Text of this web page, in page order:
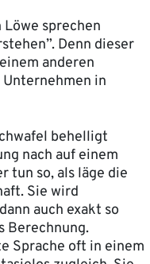
sprechen
Denn dieser
anderen
Unternehmen in
behelligt
nach auf einem
tun so, als läge die
Sie wird
auch exakt so
Berechnung.
Sprache oft in einem